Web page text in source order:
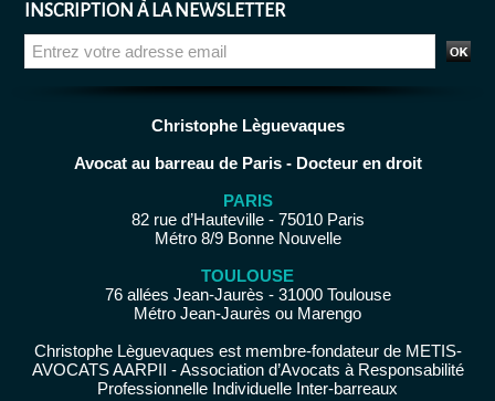
INSCRIPTION À LA NEWSLETTER
Christophe Lèguevaques
Avocat au barreau de Paris - Docteur en droit
PARIS
82 rue d’Hauteville - 75010 Paris
Métro 8/9 Bonne Nouvelle
TOULOUSE
76 allées Jean-Jaurès - 31000 Toulouse
Métro Jean-Jaurès ou Marengo
Christophe Lèguevaques est membre-fondateur de METIS-
AVOCATS AARPII - Association d’Avocats à Responsabilité
Professionnelle Individuelle Inter-barreaux